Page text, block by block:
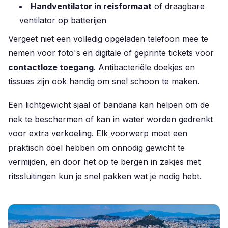
Handventilator in reisformaat of draagbare
ventilator op batterijen
Vergeet niet een volledig opgeladen telefoon mee te
nemen voor foto's en digitale of geprinte tickets voor
contactloze toegang. Antibacteriële doekjes en
tissues zijn ook handig om snel schoon te maken.
Een lichtgewicht sjaal of bandana kan helpen om de
nek te beschermen of kan in water worden gedrenkt
voor extra verkoeling. Elk voorwerp moet een
praktisch doel hebben om onnodig gewicht te
vermijden, en door het op te bergen in zakjes met
ritssluitingen kun je snel pakken wat je nodig hebt.